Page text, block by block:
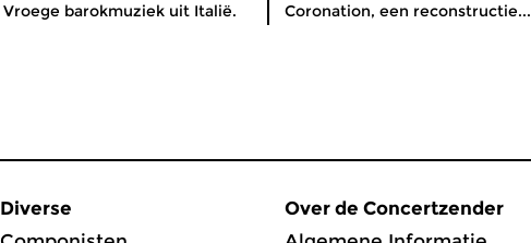
Vroege barokmuziek uit Italië.
Coronation, een reconstructie...
Diverse
Over de Concertzender